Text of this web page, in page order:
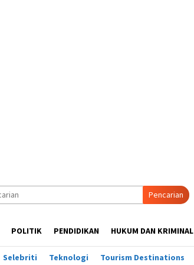
Pencarian
POLITIK PENDIDIKAN HUKUM DAN KRIMINAL
Selebriti Teknologi Tourism Destinations